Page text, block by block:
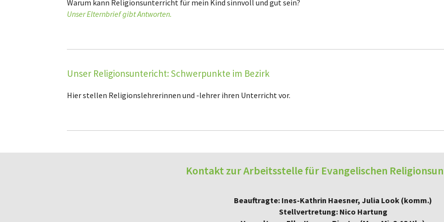
Warum kann Religionsunterricht für mein Kind sinnvoll und gut sein?
Unser Elternbrief gibt Antworten.
Unser Religionsuntericht: Schwerpunkte im Bezirk
Hier stellen Religionslehrerinnen und -lehrer ihren Unterricht vor.
Kontakt zur Arbeitsstelle für Evangelischen
Beauftragte: Ines-Kathrin Haesner, Julia Look (komm.)
Stellvertretung: Nico Hartung